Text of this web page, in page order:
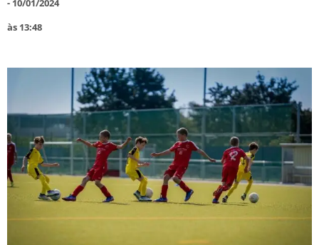
- 10/01/2024
às 13:48